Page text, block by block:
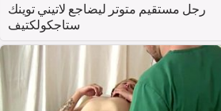
رجل مستقيم متوتر ليضاجع لاتيني توينك
ستاجكولكتيف